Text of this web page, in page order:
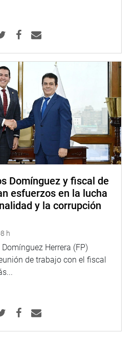
Domínguez y fiscal de
esfuerzos en la lucha
y la corrupción
h
Herrera (FP)
de trabajo con el fiscal